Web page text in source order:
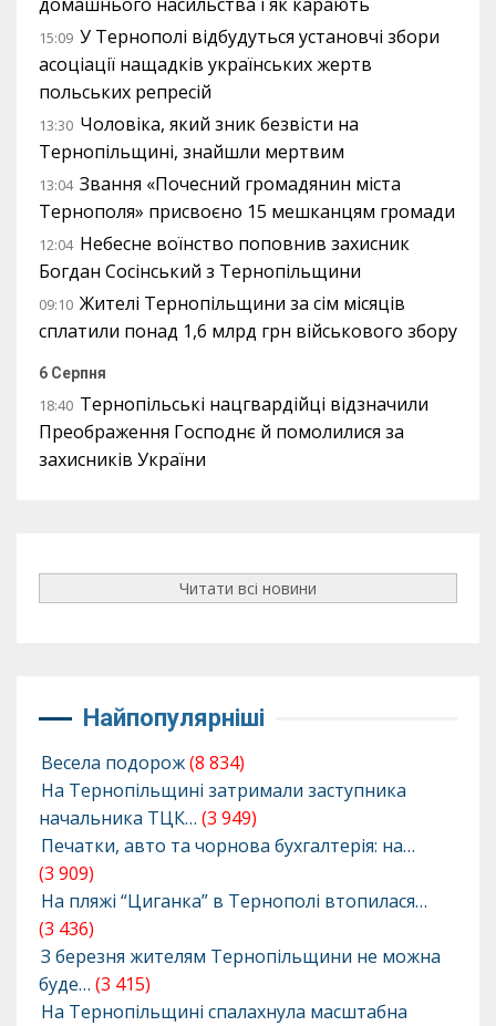
домашнього насильства і як карають
15:09 У Тернополі відбудуться установчі збори
асоціації нащадків українських жертв
польських репресій
13:30 Чоловіка, який зник безвісти на
Тернопільщині, знайшли мертвим
13:04 Звання «Почесний громадянин міста
Тернополя» присвоєно 15 мешканцям громади
12:04 Небесне воїнство поповнив захисник
Богдан Сосінський з Тернопільщини
09:10 Жителі Тернопільщини за сім місяців
сплатили понад 1,6 млрд грн військового збору
6 Серпня
18:40 Тернопільські нацгвардійці відзначили
Преображення Господнє й помолилися за
захисників України
Читати всі новини
Найпопулярніші
Весела подорож(8 834)
На Тернопільщині затримали заступника
начальника ТЦК… (3 949)
Печатки, авто та чорнова бухгалтерія: на…
(3 909)
На пляжі “Циганка” в Тернополі втопилася…
(3 436)
З березня жителям Тернопільщини не можна
буде… (3 415)
На Тернопільщині спалахнула масштабна